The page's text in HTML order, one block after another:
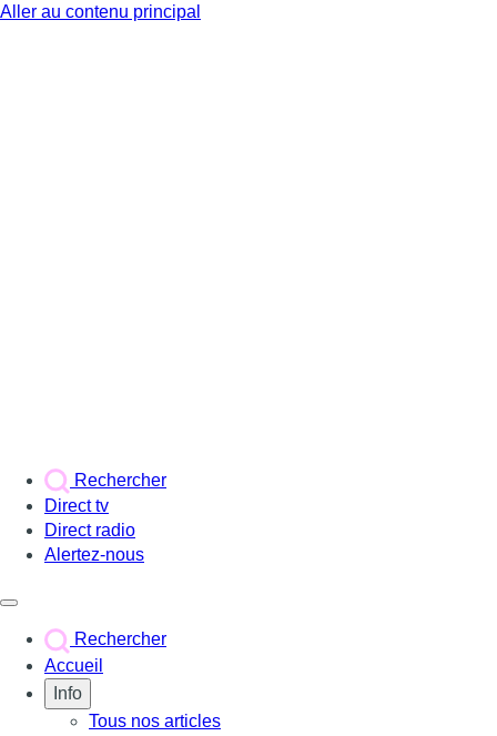
Aller au contenu principal
Rechercher
Direct tv
Direct radio
Alertez-nous
Rechercher
Accueil
Info
Tous nos articles